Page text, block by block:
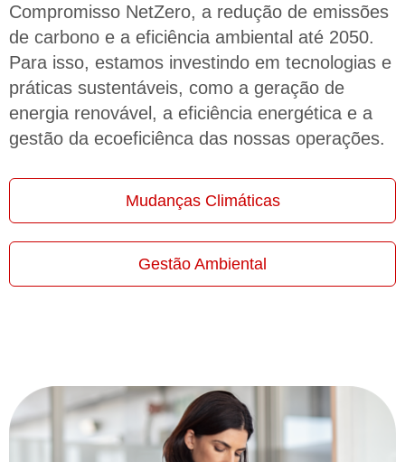
Compromisso NetZero, a redução de emissões
de carbono e a eficiência ambiental até 2050.
Para isso, estamos investindo em tecnologias e
práticas sustentáveis, como a geração de
energia renovável, a eficiência energética e a
gestão da ecoeficiênca das nossas operações.
Mudanças Climáticas
Gestão Ambiental